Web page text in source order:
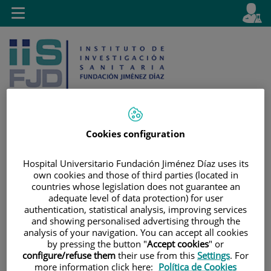
Jump to content
selector
Active
en
Toggle
navigation
Cookies configuration
Hospital Universitario Fundación Jiménez Díaz uses its
own cookies and those of third parties (located in
countries whose legislation does not guarantee an
adequate level of data protection) for user
authentication, statistical analysis, improving services
and showing personalised advertising through the
analysis of your navigation. You can accept all cookies
by pressing the button "Accept cookies" or
configure/refuse them their use from this Settings. For
more information click here: Política de Cookies